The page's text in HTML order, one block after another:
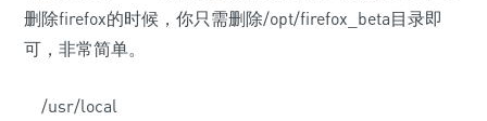
删除firefox的时候，你只需删除/opt/firefox_beta目录即
可，非常简单。
/usr/local